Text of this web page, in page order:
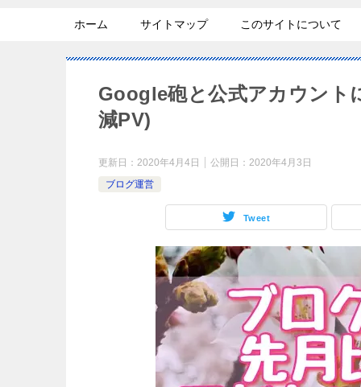
ホーム サイトマップ このサイトについて
Google砲と公式アカウント
減PV)
更新日： 2020年4月4日 公開日： 2020年4月3日
ブログ運営
Tweet